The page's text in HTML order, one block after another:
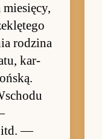
ro­dzina
kar­
itd. —